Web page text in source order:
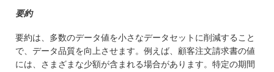
要約
要約は、多数のデータ値を小さなデータセットに削減すること
で、データ品質を向上させます。例えば、顧客注文請求書の値
には、さまざまな少額が含まれる場合があります。特定の期間